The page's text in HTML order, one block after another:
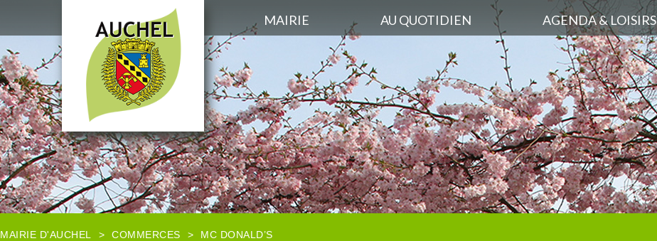
MAIRIE AU QUOTIDIEN AGENDA & LOISIRS
MAIRIE D'AUCHEL > COMMERCES > MC DONALD’S